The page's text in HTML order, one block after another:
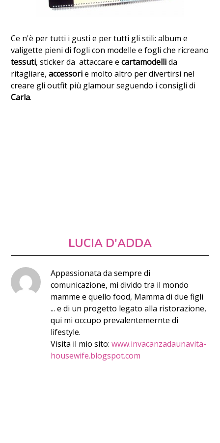
Ce n'è per tutti i gusti e per tutti gli stili: album e
valigette pieni di fogli con modelle e fogli che ricreano
tessuti, sticker da attaccare ecartamodellida
ritagliare,accessorie molto altro per divertirsi nel
creare gli outfit più glamour seguendo i consigli di
Carla.
LUCIA D'ADDA
Appassionata da sempre di
comunicazione, mi divido tra il mondo
mamme e quello food, Mamma di due figli
... e di un progetto legato alla ristorazione,
qui mi occupo prevalentemernte di
lifestyle.
Visita il mio sito:www.invacanzadaunavita-
housewife.blogspot.com